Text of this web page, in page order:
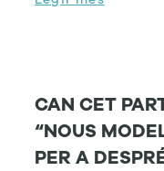
CAN CET
“NOUS
PER A